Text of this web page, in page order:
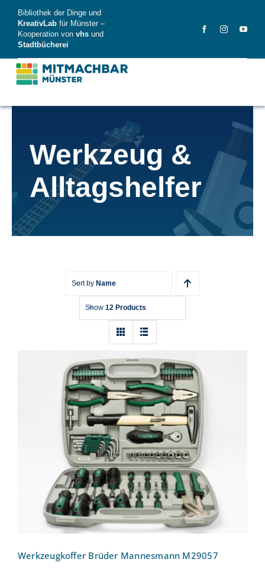
content
Bibliothek der Dinge und
KreativLab für Münster –
Kooperation von vhs und
Stadtbücherei
Dinge
News
Videos
Werkzeug &
Alltagshelfer
Sort by Name
Show 12 Products
Werkzeugkoffer Brüder Mannesmann
M29057
Werkzeugkoffer Brüder Mannesmann M29057